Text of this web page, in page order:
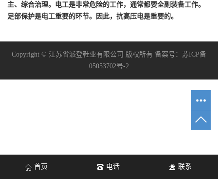
主、综合治理。 电工是非常危险的工作，通常都要全副装备工作。
足部保护是电工重要的环节。因此，抗高压电是重要的。
Copyright © 江苏省派登鞋业有限公司 版权所有 备案号： 苏ICP备
05053702号-2
首页 电话 联系